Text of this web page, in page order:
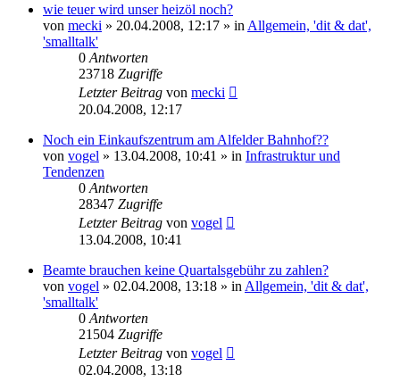
wie teuer wird unser heizöl noch?
von mecki » 20.04.2008, 12:17 » in Allgemein, 'dit & dat',
'smalltalk'
0 Antworten
23718 Zugriffe
Letzter Beitrag von mecki
20.04.2008, 12:17
Noch ein Einkaufszentrum am Alfelder Bahnhof??
von vogel » 13.04.2008, 10:41 » in Infrastruktur und
Tendenzen
0 Antworten
28347 Zugriffe
Letzter Beitrag von vogel
13.04.2008, 10:41
Beamte brauchen keine Quartalsgebühr zu zahlen?
von vogel » 02.04.2008, 13:18 » in Allgemein, 'dit & dat',
'smalltalk'
0 Antworten
21504 Zugriffe
Letzter Beitrag von vogel
02.04.2008, 13:18